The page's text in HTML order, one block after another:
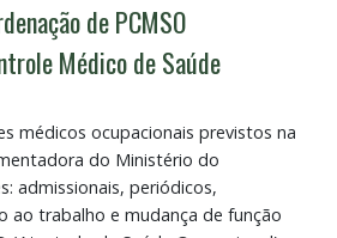
de PCMSO
Médico de Saúde
médicos ocupacionais previstos na
do Ministério do
admissionais, periódicos,
ao trabalho e mudança de função